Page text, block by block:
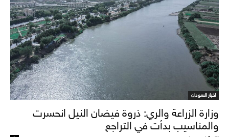
اخبار السودان
وزارة الزراعة والري: ذروة فيضان النيل انحسرت
والمناسيب بدأت في التراجع